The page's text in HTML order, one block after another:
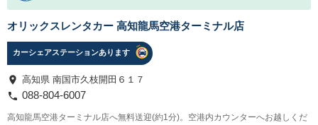
オリックスレンタカー 高知龍馬空港ターミナル店
カーシェアステーションあります
高知県 南国市久枝開田６１７
088-804-6007
高知龍馬空港ターミナル店へ無料送迎(約1分)。空港内カウンターへお越しくだ